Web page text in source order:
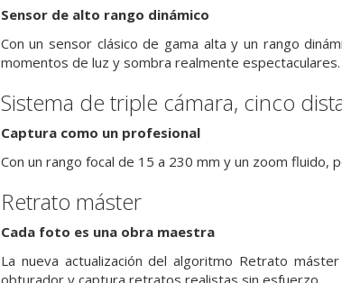
Sensor de alto rango dinámico
Con un sensor clásico de gama alta y un rango
momentos de luz y sombra realmente espectaculares.
Sistema de triple cámara, cinco
Captura como un profesional
Con un rango focal de 15 a 230 mm y un zoom
Retrato máster
Cada foto es una obra maestra
La nueva actualización del algoritmo Retrato
obturador y captura retratos realistas sin esfuerzo.